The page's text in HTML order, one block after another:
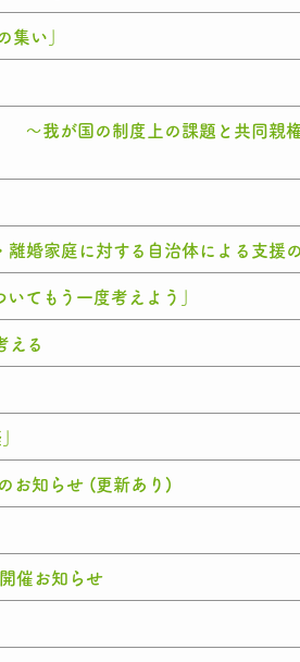
集い」
が国の制度上の課題と共同親権
婚家庭に対する自治体による支援
てもう一度考えよう」
える
お知らせ (更新あり)
催お知らせ